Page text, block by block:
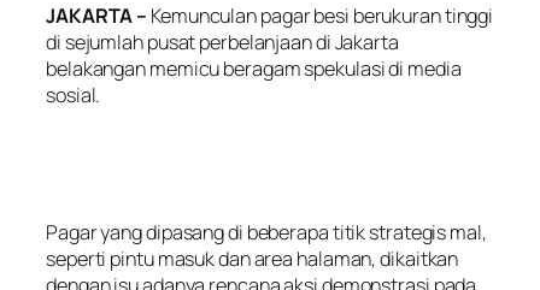
JAKARTA – Kemunculan pagar besi berukuran tinggi
di sejumlah pusat perbelanjaan di Jakarta
belakangan memicu beragam spekulasi di media
sosial.
Pagar yang dipasang di beberapa titik strategis mal,
seperti pintu masuk dan area halaman, dikaitkan